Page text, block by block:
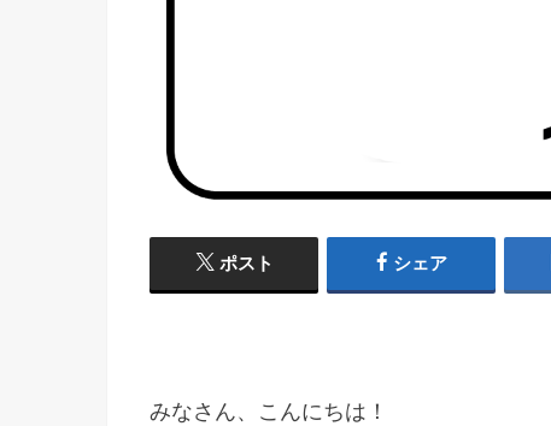
ポスト シェア
みなさん、こんにちは！